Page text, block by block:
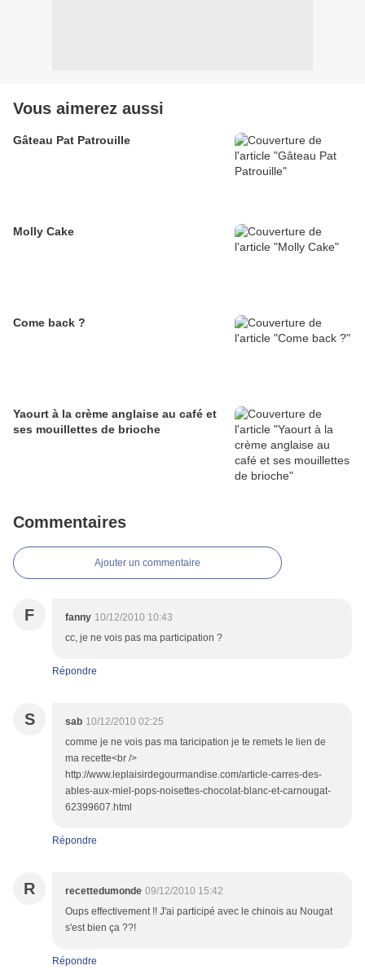
Vous aimerez aussi
Gâteau Pat Patrouille
Molly Cake
Come back ?
Yaourt à la crème anglaise au café et
ses mouillettes de brioche
Commentaires
Ajouter un commentaire
F fanny 10/12/2010 10:43
cc, je ne vois pas ma participation ?
Répondre
S sab 10/12/2010 02:25
comme je ne vois pas ma taricipation je te remets le lien de
ma recette<br />
http://www.leplaisirdegourmandise.com/article-carres-des-
ables-aux-miel-pops-noisettes-chocolat-blanc-et-carnougat-
62399607.html
Répondre
R recettedumonde 09/12/2010 15:42
Oups effectivement !! J'ai participé avec le chinois au Nougat
s'est bien ça ??!
Répondre